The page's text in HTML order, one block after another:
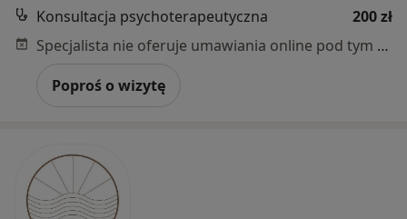
Konsultacja psychoterapeutyczna
200 zł
Specjalista nie oferuje umawiania online pod tym adresem.
Poproś o wizytę